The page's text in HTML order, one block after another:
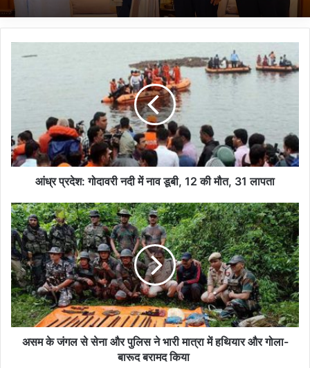
गो
दा
व
दी
में
ना
व
डू
बी
,
1
2
आंध्र प्रदेश: गोदावरी नदी में नाव डूबी, 12 की मौत, 31 लापता
अ
स
म
के
जं
ग
ल
से
से
असम के जंगल से सेना और पुलिस ने भारी मात्रा में हथियार और गोला-
बारूद बरामद किया